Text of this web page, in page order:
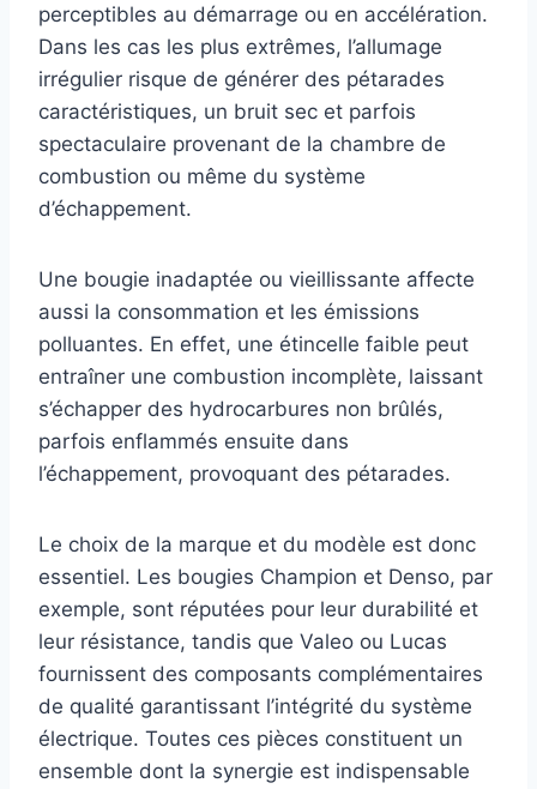
perceptibles au démarrage ou en accélération.
Dans les cas les plus extrêmes, l’allumage
irrégulier risque de générer des pétarades
caractéristiques, un bruit sec et parfois
spectaculaire provenant de la chambre de
combustion ou même du système
d’échappement.
Une bougie inadaptée ou vieillissante affecte
aussi la consommation et les émissions
polluantes. En effet, une étincelle faible peut
entraîner une combustion incomplète, laissant
s’échapper des hydrocarbures non brûlés,
parfois enflammés ensuite dans
l’échappement, provoquant des pétarades.
Le choix de la marque et du modèle est donc
essentiel. Les bougies Champion et Denso, par
exemple, sont réputées pour leur durabilité et
leur résistance, tandis que Valeo ou Lucas
fournissent des composants complémentaires
de qualité garantissant l’intégrité du système
électrique. Toutes ces pièces constituent un
ensemble dont la synergie est indispensable